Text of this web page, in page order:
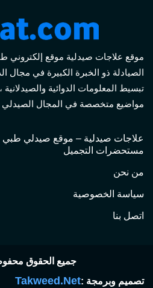
موقع علاجات صيدلية موقع
الصيادلة ذو الخبرة الكبيرة في
تبسيط المعلومات الدوائية
مواضيع متخصصة في المجال الصيدلي
علاجات صيدلية – موقع صيدلي طبي
مستحضرات التجميل
من نحن
سياسة الخصوصية
اتصل بنا
جميع الحقوق
تصميم وبرمجة :Takweed.Net